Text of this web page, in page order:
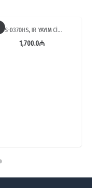
TS-0370HS, IR YAYIM Cİ…
1,700.0₼